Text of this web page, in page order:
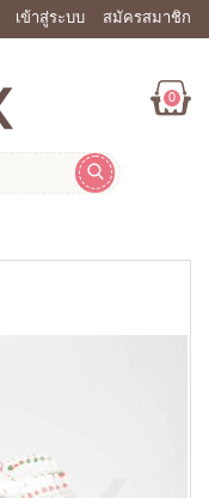
เข้าสู่ระบบ สมัครสมาชิก
0